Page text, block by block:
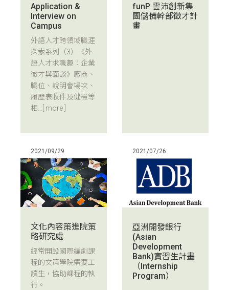
Application &
Interview on
Campus
外語人才跨領域職涯
探索系列（3）《外
語人才求職趣：企業
徵才與面談》廠商、
職位、說明會場次、
履歷表收件及健檢等
相...
[ more ]
funP 雲沛創新集
團儲備幹部徵才計
畫
2021/09/29
文化內容策進院策
略研究處
經常開設國際編劇課
程的文策學院需要工
讀生，協助課程的執
行。
2021/07/26
亞洲開發銀行
(Asian
Development
Bank)實習生計畫
（Internship
Program）